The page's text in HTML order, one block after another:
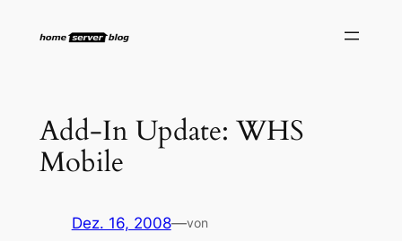
Inhalt
Add-In Update: WHS
Mobile
Dez. 16, 2008—von